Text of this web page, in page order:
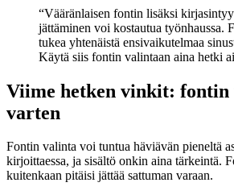
“Vääränlaisen fontin lisäksi
jättäminen voi kostautua työnhaussa.
tukea yhtenäistä ensivaikutelmaa
Käytä siis fontin valintaan aina hetki
Viime hetken vinkit: fontin
varten
Fontin valinta voi tuntua häviävän pieneltä
kirjoittaessa, ja sisältö onkin aina tärkeintä.
kuitenkaan pitäisi jättää sattuman varaan.